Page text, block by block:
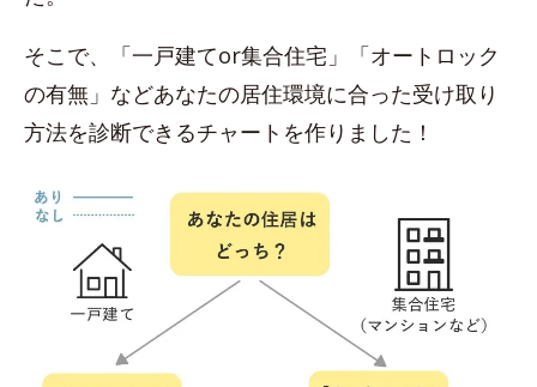
そこで、「一戸建てor集合住宅」「オートロック
の有無」などあなたの居住環境に合った受け取り
方法を診断できるチャートを作りました！